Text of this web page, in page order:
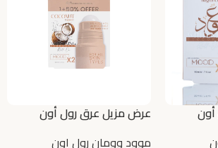
عرض مزيل عرق رول أون
موود وومان رول اون